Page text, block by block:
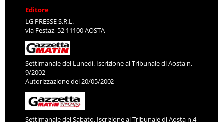
Editore
LG PRESSE S.R.L.
via Festaz, 52 11100 AOSTA
Settimanale del Lunedì. Iscrizione al Tribunale di Aosta n.
9/2002
Autorizzazione del 20/05/2002
Settimanale del Sabato. Iscrizione al Tribunale di Aosta n.4